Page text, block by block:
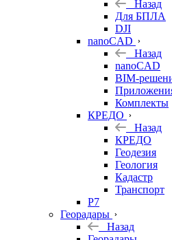
Назад
Для БПЛА
DJI
nanoCAD
Назад
nanoCAD
BIM-
Комплекты
КРЕДО
Назад
КРЕДО
Геодезия
Геология
Кадастр
Транспорт
Р7
Георадары
Назад